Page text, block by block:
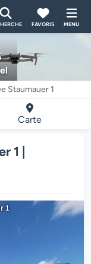
FAVORIS MENU
Staumauer 1
Carte
1 |
1